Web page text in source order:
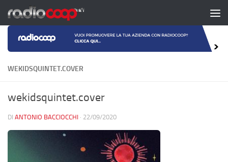
Salta al contenuto
WEKIDSQUINTET.COVER
wekidsquintet.cover
DI ANTONIO BACCIOCCHI · 22/09/2020